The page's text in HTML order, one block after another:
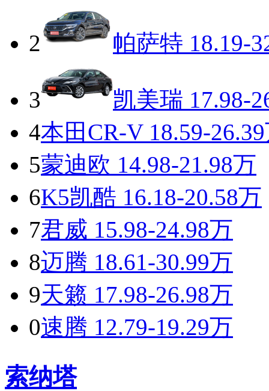
2 帕萨特 18.19-
3 凯美瑞 17.98-
4本田CR-V18.59-
5蒙迪欧 14.98-21.98万
6K5凯酷 16.18-20.58万
7君威 15.98-24.98万
8迈腾 18.61-30.99万
9天籁 17.98-26.98万
0速腾 12.79-19.29万
索纳塔